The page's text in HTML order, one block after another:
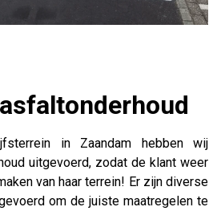
in Zaandam hebben wij
uitgevoerd, zodat de klant weer
van haar terrein! Er zijn diverse
om de juiste maatregelen te